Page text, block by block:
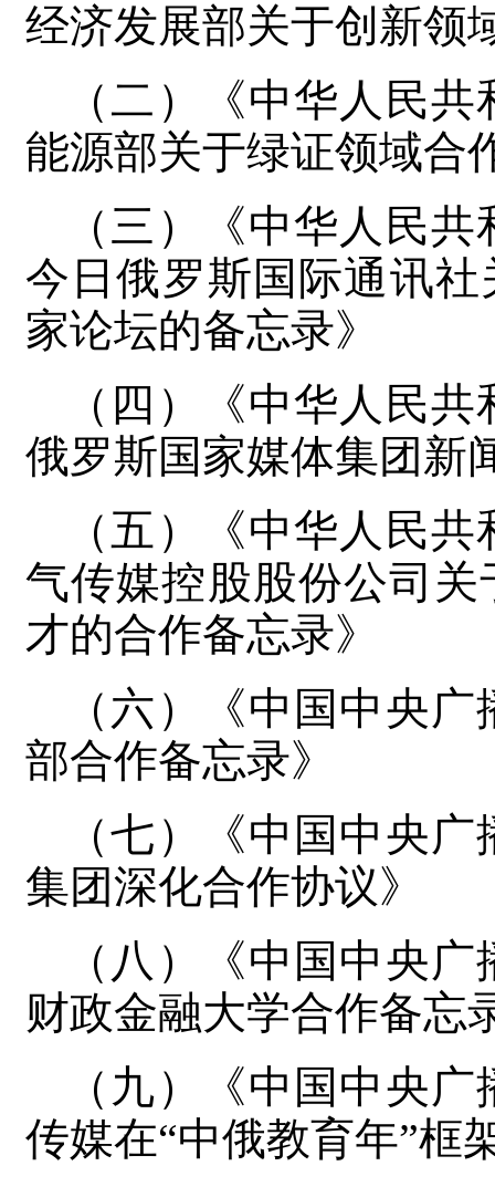
经济发展部关于创新领
（二）《中华人民
能源部关于绿证领域合
（三）《中华人民
今日俄罗斯国际通讯
家论坛的备忘录》
（四）《中华人民
俄罗斯国家媒体集团新
（五）《中华人民
气传媒控股股份公司
才的合作备忘录》
（六）《中国中央
部合作备忘录》
（七）《中国中央
集团深化合作协议》
（八）《中国中央
财政金融大学合作备忘
（九）《中国中央
传媒在“中俄教育年”框